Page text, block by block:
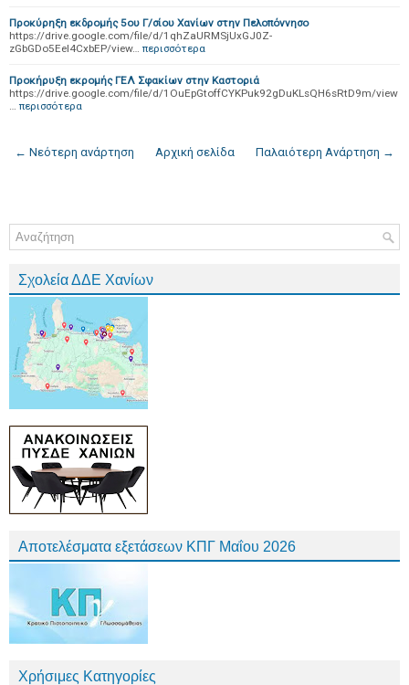
Προκύρηξη εκδρομής 5ου Γ/σίου Χανίων στην Πελοπόννησο
https://drive.google.com/file/d/1qhZaURMSjUxGJ0Z-
zGbGDo5EeI4CxbEP/view… περισσότερα
Προκήρυξη εκρομής ΓΕΛ Σφακίων στην Καστοριά
https://drive.google.com/file/d/1OuEpGtoffCYKPuk92gDuKLsQH6sRtD9m/view
… περισσότερα
← Νεότερη ανάρτηση Παλαιότερη Ανάρτηση →
Αρχική σελίδα
Σχολεία ΔΔΕ Χανίων
Αποτελέσματα εξετάσεων ΚΠΓ Μαΐου 2026
Χρήσιμες Κατηγορίες